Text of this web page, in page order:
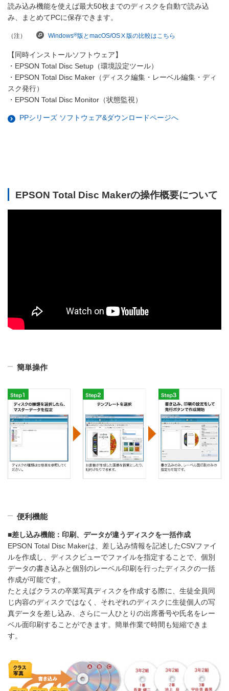
読み込み機能を使えば最大50枚までのディスクを自動で読み込
み、まとめてPCに保存できます。
（注） Windows®版とmacOS/OSⅩ版の比較はこちら
【同時インストールソフトウェア】
・EPSON Total Disc Setup（環境設定ツール）
・EPSON Total Disc Maker（ディスク編集・レーベル編集・ディ
スク発行）
・EPSON Total Disc Monitor（状態監視）
PPシリーズ ソフトウェア&ダウンロードページへ
EPSON Total Disc Makerの操作概要について
簡単操作
便利機能
■差し込み機能：印刷、データが違うディスクを一括作成
EPSON Total Disc Makerは、差し込み情報を記述したCSVファイ
ルを作成し、ディスクビューでファイルを指定することで、個別
データの書き込みと個別のレーベル印刷を行ったディスクの一括
作成が可能です。
たとえばクラスの卒業写真ディスクを作成する際に、生徒全員同
じ内容のディスクではなく、それぞれのディスクに生徒個人の写
真データを差し込み、さらに一人ひとりの出席番号や氏名をレー
ベル面印刷することができます。簡単作業で時間も短縮できま
す。